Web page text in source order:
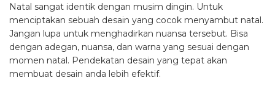
Natal sangat identik dengan musim dingin. Untuk
menciptakan sebuah desain yang cocok menyambut natal.
Jangan lupa untuk menghadirkan nuansa tersebut. Bisa
dengan adegan, nuansa, dan warna yang sesuai dengan
momen natal. Pendekatan desain yang tepat akan
membuat desain anda lebih efektif.